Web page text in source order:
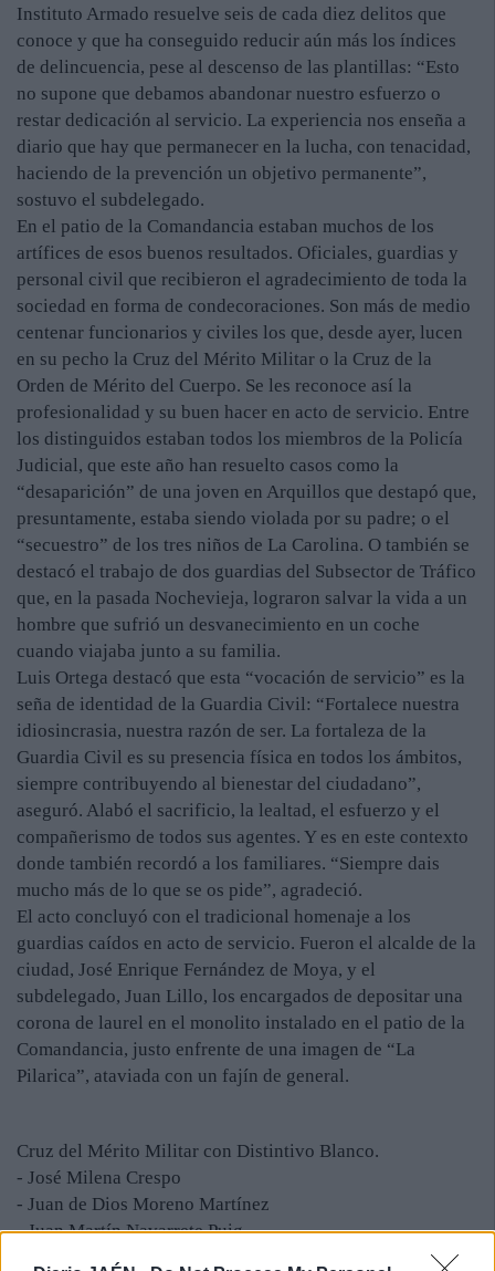
Instituto Armado resuelve seis de cada diez delitos que
conoce y que ha conseguido reducir aún más los índices
de delincuencia, pese al descenso de las plantillas: “Esto
no supone que debamos abandonar nuestro esfuerzo o
restar dedicación al servicio. La experiencia nos enseña a
diario que hay que permanecer en la lucha, con tenacidad,
haciendo de la prevención un objetivo permanente”,
sostuvo el subdelegado.
En el patio de la Comandancia estaban muchos de los
artífices de esos buenos resultados. Oficiales, guardias y
personal civil que recibieron el agradecimiento de toda la
sociedad en forma de condecoraciones. Son más de medio
centenar funcionarios y civiles los que, desde ayer, lucen
en su pecho la Cruz del Mérito Militar o la Cruz de la
Orden de Mérito del Cuerpo. Se les reconoce así la
profesionalidad y su buen hacer en acto de servicio. Entre
los distinguidos estaban todos los miembros de la Policía
Judicial, que este año han resuelto casos como la
“desaparición” de una joven en Arquillos que destapó que,
presuntamente, estaba siendo violada por su padre; o el
“secuestro” de los tres niños de La Carolina. O también se
destacó el trabajo de dos guardias del Subsector de Tráfico
que, en la pasada Nochevieja, lograron salvar la vida a un
hombre que sufrió un desvanecimiento en un coche
cuando viajaba junto a su familia.
Luis Ortega destacó que esta “vocación de servicio” es la
seña de identidad de la Guardia Civil: “Fortalece nuestra
idiosincrasia, nuestra razón de ser. La fortaleza de la
Guardia Civil es su presencia física en todos los ámbitos,
siempre contribuyendo al bienestar del ciudadano”,
aseguró. Alabó el sacrificio, la lealtad, el esfuerzo y el
compañerismo de todos sus agentes. Y es en este contexto
donde también recordó a los familiares. “Siempre dais
mucho más de lo que se os pide”, agradeció.
El acto concluyó con el tradicional homenaje a los
guardias caídos en acto de servicio. Fueron el alcalde de la
ciudad, José Enrique Fernández de Moya, y el
subdelegado, Juan Lillo, los encargados de depositar una
corona de laurel en el monolito instalado en el patio de la
Comandancia, justo enfrente de una imagen de “La
Pilarica”, ataviada con un fajín de general.
Cruz del Mérito Militar con Distintivo Blanco.
- José Milena Crespo
- Juan de Dios Moreno Martínez
- Juan Martín Navarrete Puig
- Juan Francisco Garrido Anguita